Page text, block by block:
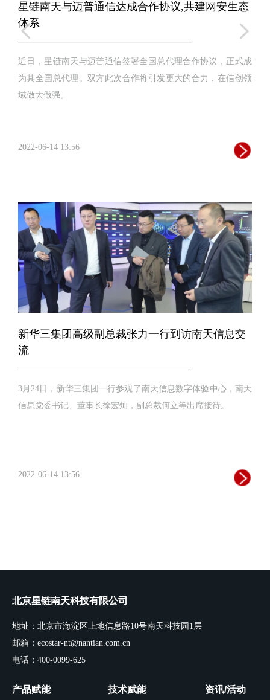
星链南天与迈普通信达成合作协议,共建网安生态
体系
近日，星链南天与迈普通信签署全国总代理合作协议，正式成
为其全国总代理。双方此次合作将引发更大的合力，在信创领
域做大做强。
2022-06-14 13:56
新华三集团高级副总裁张力一行到访南天信息交
流
3月24日，新华三集团一行参观了南天信息数字体验中心，南天
信息党委书记、董事长徐宏灿，副总裁何立等出席接待。
2022-06-14 13:56
넳 넲
产品赋能 技术赋能 资讯/活动
北京星链南天科技有限公司
地址：北京市海淀区上地信息路10号南天科技园1层
邮箱：ecostar-nt@nantian.com.cn
电话：400-0099-625